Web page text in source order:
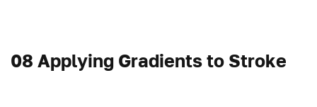
08 Applying Gradients to Stroke